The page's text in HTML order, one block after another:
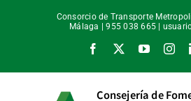
Consorcio de Transporte
Málaga | 955 038 665 |
Facebook
X YouTube